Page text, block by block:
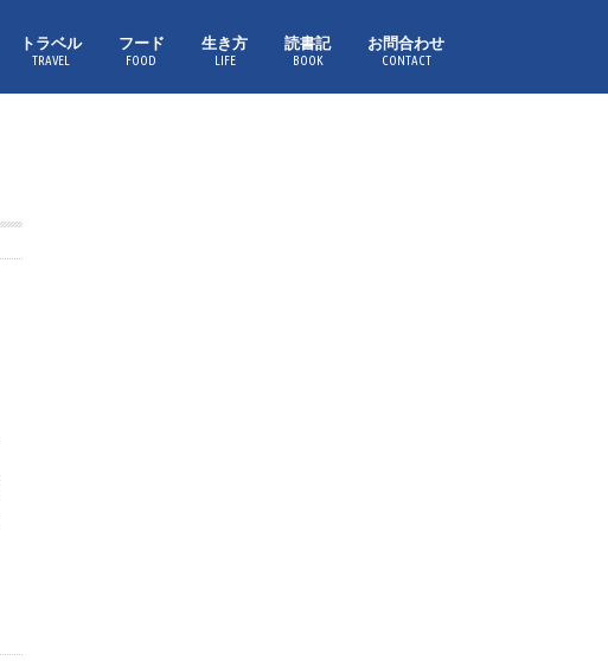
トラベル
TRAVEL
フード
FOOD
生き方
LIFE
読書記
BOOK
お問合わせ
CONTACT